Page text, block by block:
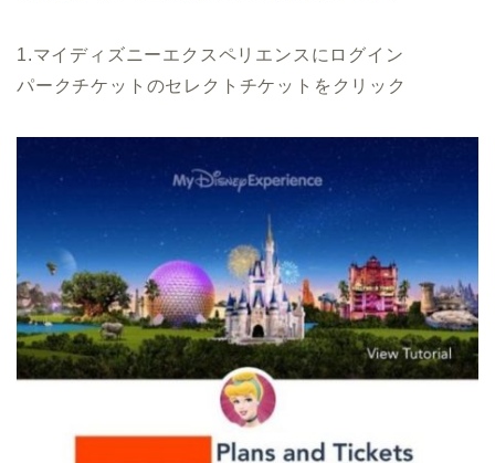
1.マイディズニーエクスペリエンスにログイン
パークチケットのセレクトチケットをクリック